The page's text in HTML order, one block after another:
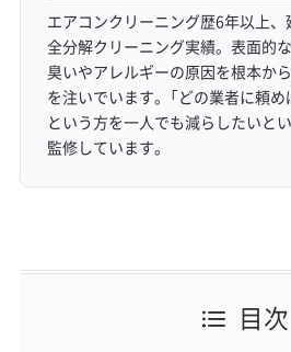
エアコンクリーニング歴6年以上
全分解クリーニング実績。表面的
臭いやアレルギーの原因を根本か
を注いでいます。「どの業者に頼め
という方を一人でも減らしたいと
監修しています。
目次